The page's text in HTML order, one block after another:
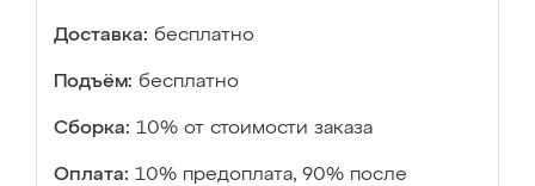
Доставка: бесплатно
Подъём: бесплатно
Сборка: 10% от стоимости заказа
Оплата: 10% предоплата, 90% после